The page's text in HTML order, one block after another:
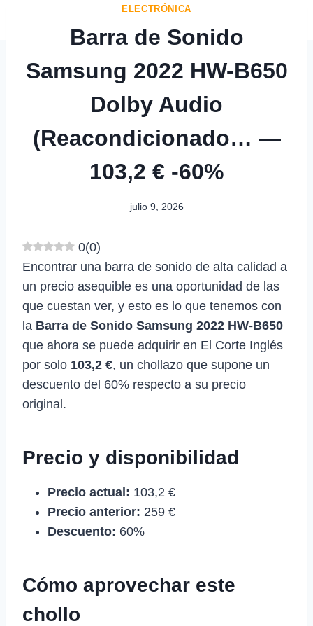
ELECTRÓNICA
Barra de Sonido
Samsung 2022 HW-B650
Dolby Audio
(Reacondicionado… —
103,2 € -60%
julio 9, 2026
0(0)
Encontrar una barra de sonido de alta calidad a
un precio asequible es una oportunidad de las
que cuestan ver, y esto es lo que tenemos con
la Barra de Sonido Samsung 2022 HW-B650
que ahora se puede adquirir en El Corte Inglés
por solo 103,2 €, un chollazo que supone un
descuento del 60% respecto a su precio
original.
Precio y disponibilidad
Precio actual: 103,2 €
Precio anterior: 259 €
Descuento: 60%
Cómo aprovechar este
chollo